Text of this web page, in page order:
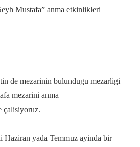
Mustafa” anma etkinlikleri
de mezarinin bulundugu mezarligi
mezarini anma
çalisiyoruz.
yada Temmuz ayinda bir